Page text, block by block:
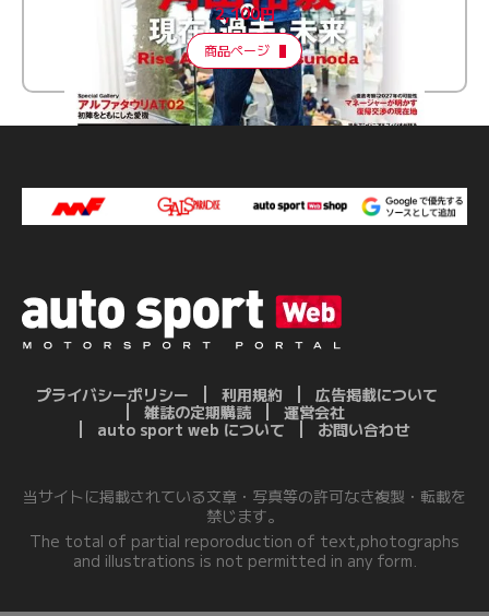
2,100円
商品ページ
プライバシーポリシー 利用規約
広告掲載について
雑誌の定期購読
運営会社
auto sport web について
お問い合わせ
当サイトに掲載されている文章・写真等の許可なき複製・転載を
禁じます。
The total of partial reporoduction of text,photographs
and illustrations is not permitted in any form.